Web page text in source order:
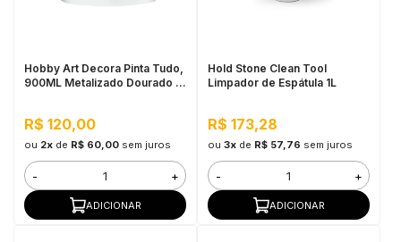
Hobby Art Decora Pinta Tudo,
900ML Metalizado Dourado -
R$ 120,00
ou 2xde R$ 60,00 sem juros
- +
ADICIONAR
Hold Stone Clean Tool
Limpador de Espátula 1L
R$ 173,28
ou 3xde R$ 57,76 sem juros
- +
ADICIONAR